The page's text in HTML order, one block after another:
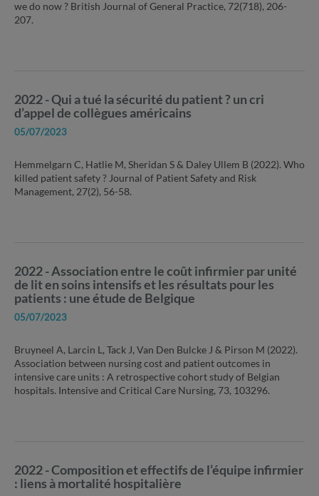
we do now ? British Journal of General Practice, 72(718), 206-
207.
2022 - Qui a tué la sécurité du patient ? un cri
d’appel de collègues américains
05/07/2023
Hemmelgarn C, Hatlie M, Sheridan S & Daley Ullem B (2022). Who
killed patient safety ? Journal of Patient Safety and Risk
Management, 27(2), 56-58.
2022 - Association entre le coût infirmier par unité
de lit en soins intensifs et les résultats pour les
patients : une étude de Belgique
05/07/2023
Bruyneel A, Larcin L, Tack J, Van Den Bulcke J & Pirson M (2022).
Association between nursing cost and patient outcomes in
intensive care units : A retrospective cohort study of Belgian
hospitals. Intensive and Critical Care Nursing, 73, 103296.
2022 - Composition et effectifs de l’équipe infirmier
: liens à mortalité hospitalière